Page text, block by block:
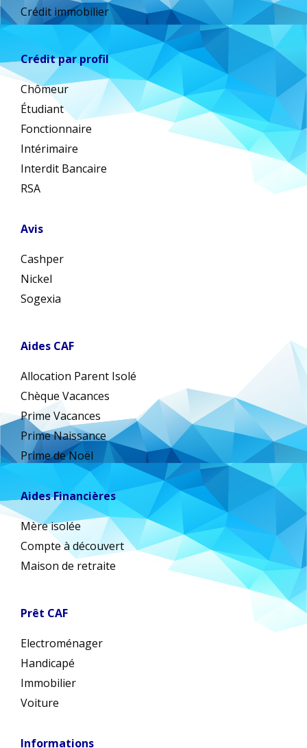
Crédit immobilier
Crédit par profil
Chômeur
Étudiant
Fonctionnaire
Intérimaire
Interdit Bancaire
RSA
Avis
Cashper
Nickel
Sogexia
Aides CAF
Allocation Parent Isolé
Chèque Vacances
Prime Vacances
Prime Naissance
Prime de Noël
Aides Financières
Mère isolée
Compte à découvert
Maison de retraite
Prêt CAF
Electroménager
Handicapé
Immobilier
Voiture
Informations